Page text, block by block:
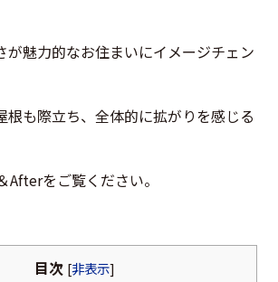
が魅力的なお住まいにイメージチェン
根も際立ち、全体的に拡がりを感じる
をご覧ください。
目次 [非表示]